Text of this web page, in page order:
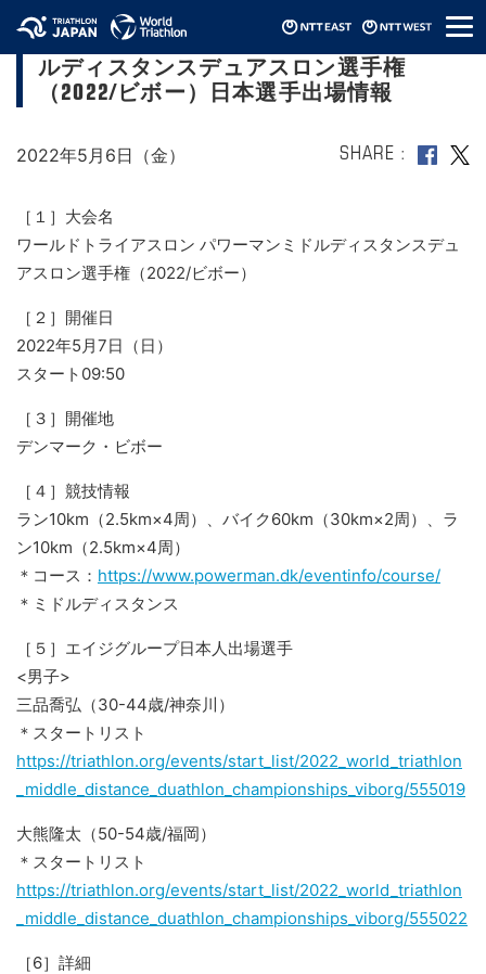
メ
ニ
ワールドトライアスロン パワーマンミド
ルディスタンスデュアスロン選手権
（2022/ビボー）日本選手出場情報
2022年5月6日（金） SHARE
［１］大会名
ワールドトライアスロン パワーマンミドルディスタンスデュ
アスロン選手権（2022/ビボー）
［２］開催日
2022年5月7日（日）
スタート09:50
［３］開催地
デンマーク・ビボー
［４］競技情報
ラン10km（2.5km×4周）、バイク60km（30km×2周）、ラ
ン10km（2.5km×4周）
＊コース： https://www.powerman.dk/eventinfo/course/
＊ミドルディスタンス
［５］エイジグループ日本人出場選手
<男子>
三品喬弘（30-44歳/神奈川）
＊スタートリスト
https://triathlon.org/events/start_list/2022_world_triathlon
_middle_distance_duathlon_championships_viborg/555019
大熊隆太（50-54歳/福岡）
＊スタートリスト
https://triathlon.org/events/start_list/2022_world_triathlon
_middle_distance_duathlon_championships_viborg/555022
［6］詳細